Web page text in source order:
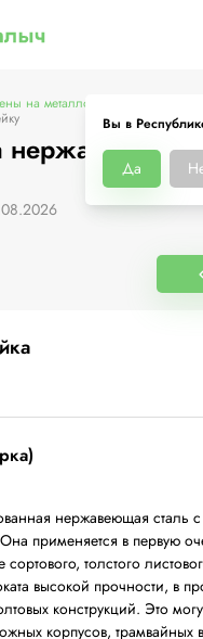
Вы в
Да
на металлолом в Республике
в
нержавеющая сталь
применяется в первую
сортового, толстого
высокой прочности, в
конструкций. Это
корпусов, трамвайных